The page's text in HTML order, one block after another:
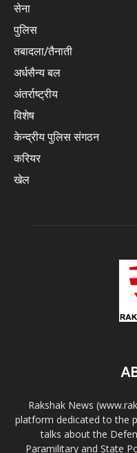
सेना
पुलिस
तबादला/तैनाती
अर्धसैन्य बल
अंतर्राष्ट्रीय
विशेष
केन्द्रीय पुलिस संगठन
करियर
खेल
Rakshak News
platform dedicated to the
talks about the
Paramilitary and State